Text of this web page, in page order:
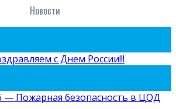
Новости
с Днем России!!!
— Пожарная безопасность в ЦОД